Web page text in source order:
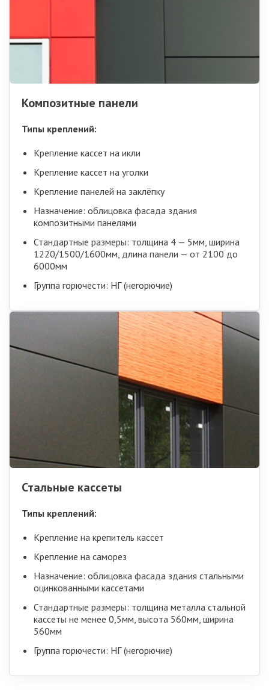
Композитные панели
Типы креплений:
Крепление кассет на икли
Крепление кассет на уголки
Крепление панелей на заклёпку
Назначение: облицовка фасада здания
композитными панелями
Стандартные размеры: толщина 4 — 5мм, ширина
1220/1500/1600мм, длина панели — от 2100 до
6000мм
Группа горючести: НГ (негорючие)
Стальные кассеты
Типы креплений:
Крепление на крепитель кассет
Крепление на саморез
Назначение: облицовка фасада здания стальными
оцинкованными кассетами
Стандартные размеры: толщина металла стальной
кассеты не менее 0,5мм, высота 560мм, ширина
560мм
Группа горючести: НГ (негорючие)